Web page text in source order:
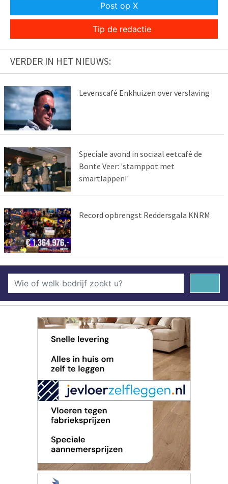
Post op X
Tip de redactie
VERDER IN HET NIEUWS:
Levenscafé Enkhuizen over verslaving
Speciale avond in sociaal eetcafé de
Bonte Veer: 'stamppot met
smartlappen!'
Record opbrengst Reddersgala KNRM